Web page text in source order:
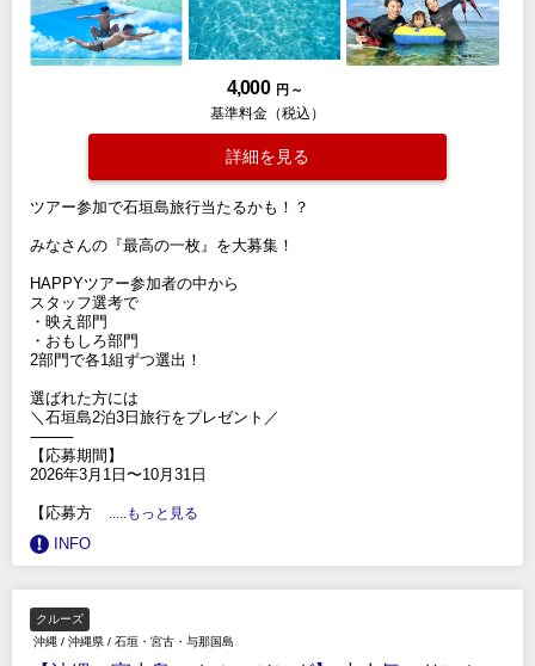
4,000 円 ～
基準料金（税込）
詳細を見る
ツアー参加で石垣島旅行当たるかも！？
みなさんの『最高の一枚』を大募集！
HAPPYツアー参加者の中から
スタッフ選考で
・映え部門
・おもしろ部門
2部門で各1組ずつ選出！
選ばれた方には
＼石垣島2泊3日旅行をプレゼント／
⸻
【応募期間】
2026年3月1日〜10月31日
【応募方 .....もっと見る
INFO
クルーズ
沖縄 / 沖縄県 / 石垣・宮古・与那国島